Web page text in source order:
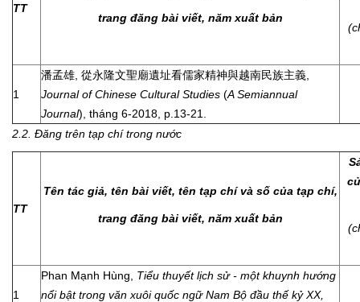
TT
trang đăng bài viết, năm xuất bản
1
潘孟雄, 從永隆文聖廟遺址看儒家精神與越南民族主義,
Journal of Chinese Cultural Studies (A Semiannual
Journal), tháng 6-2018, p.13-21.
2.2. Đăng trên tạp chí trong nước
TT
Tên tác giả, tên bài viết, tên tạp chí và số của tạp chí,
trang đăng bài viết, năm xuất bản
1
Phan Mạnh Hùng, Tiểu thuyết lịch sử - một khuynh hướng
nổi bật trong văn xuôi quốc ngữ Nam Bộ đầu thế kỷ XX,